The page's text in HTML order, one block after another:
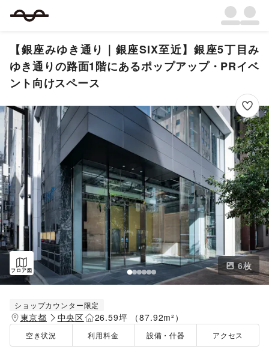
【銀座みゆき通り｜銀座SIX至近】銀座5丁目み
ゆき通りの路面1階にあるポップアップ・PRイベ
ント向けスペース
フロア図 6枚
ショップカウンター限定
東京都 中央区 26.59坪 （87.92m²）
空き状況 利用料金 設備・什器 アクセス